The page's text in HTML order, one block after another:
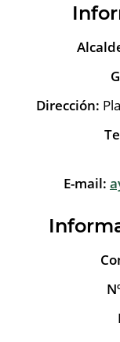
Dirección:
E-mail: